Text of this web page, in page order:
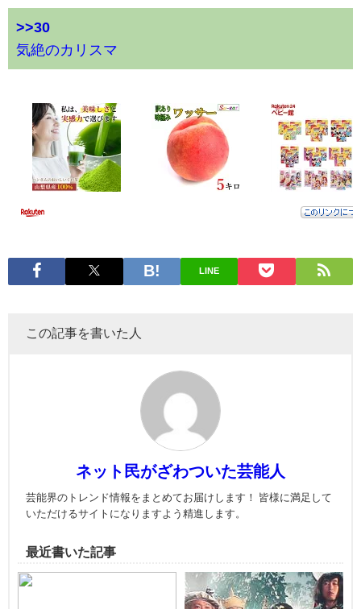
>>30
気絶のカリスマ
LINE
この記事を書いた人
ネット民がざわついた芸能人
芸能界のトレンド情報をまとめてお届けします！ 皆様に満足して
いただけるサイトになりますよう精進します。
最近書いた記事